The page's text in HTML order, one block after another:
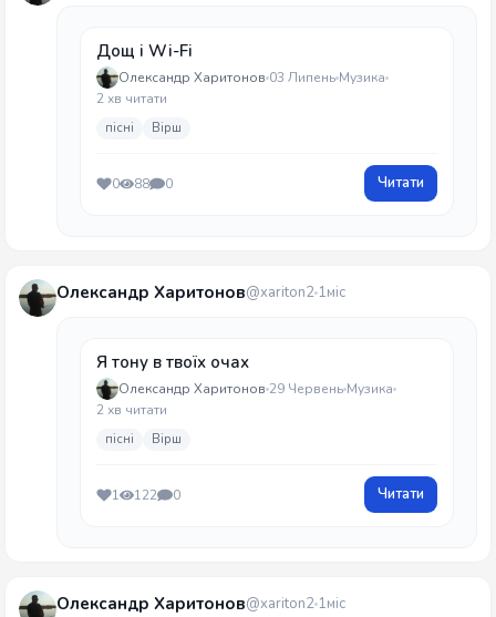
Дощ і Wi-Fi
Олександр Харитонов 03 Липень Музика
2 хв читати
пісні Вірш
0 88 0 Читати
Олександр Харитонов@xariton2 1міс
Я тону в твоїх очах
Олександр Харитонов 29 Червень Музика
2 хв читати
пісні Вірш
1 122 0 Читати
Олександр Харитонов@xariton2 1міс